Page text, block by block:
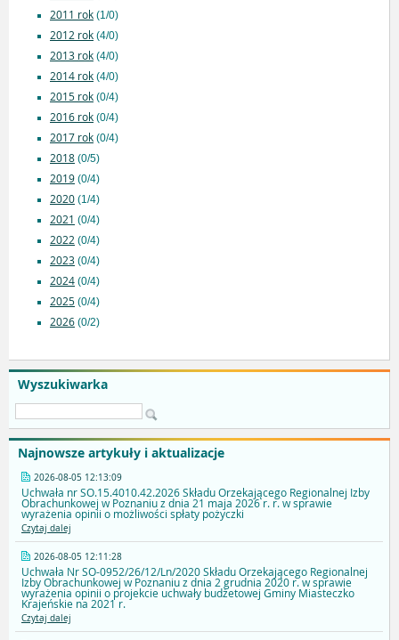
Wyszukiwarka
Najnowsze artykuły i aktualizacje
2026-08-05 12:13:09
Uchwała nr SO.15.4010.42.2026 Składu Orzekającego Regionalnej Izby
Obrachunkowej w Poznaniu z dnia 21 maja 2026 r. r. w sprawie
wyrażenia opinii o możliwości spłaty pożyczki
Czytaj dalej
2026-08-05 12:11:28
Uchwała Nr SO-0952/26/12/Ln/2020 Składu Orzekającego Regionalnej
Izby Obrachunkowej w Poznaniu z dnia 2 grudnia 2020 r. w sprawie
wyrażenia opinii o projekcie uchwały budżetowej Gminy Miasteczko
Krajeńskie na 2021 r.
Czytaj dalej
2011 rok (1/0)
2012 rok (4/0)
2013 rok (4/0)
2014 rok (4/0)
2015 rok (0/4)
2016 rok (0/4)
2017 rok (0/4)
2018 (0/5)
2019 (0/4)
2020 (1/4)
2021 (0/4)
2022 (0/4)
2023 (0/4)
2024 (0/4)
2025 (0/4)
2026 (0/2)